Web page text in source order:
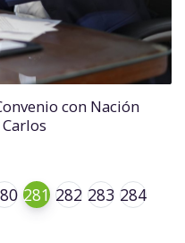
con Nación
281 282 283 284